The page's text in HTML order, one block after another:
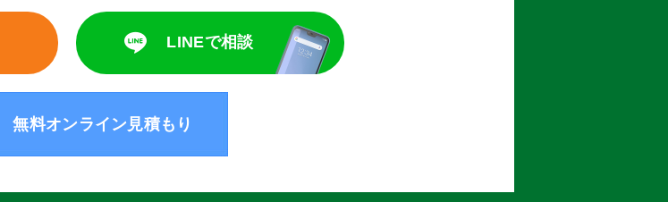
LINEで相談
無料オンライン見積もり